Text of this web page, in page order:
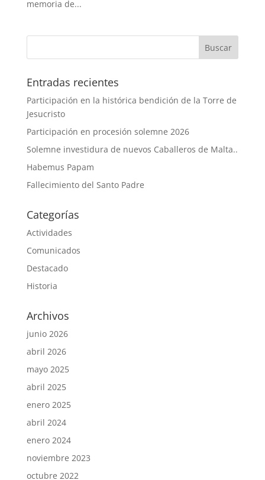
memoria de...
Entradas recientes
Participación en la histórica bendición de la Torre de
Jesucristo
Participación en procesión solemne 2026
Solemne investidura de nuevos Caballeros de Malta..
Habemus Papam
Fallecimiento del Santo Padre
Categorías
Actividades
Comunicados
Destacado
Historia
Archivos
junio 2026
abril 2026
mayo 2025
abril 2025
enero 2025
abril 2024
enero 2024
noviembre 2023
octubre 2022